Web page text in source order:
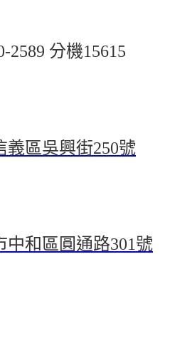
2589 分機15615
義區吳興街250號
中和區圓通路301號